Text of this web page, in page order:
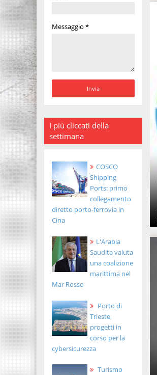
Messaggio *
I più cliccati della
settimana
COSCO
Shipping
Ports: primo
collegamento
diretto porto-ferrovia in
Cina
L'Arabia
Saudita valuta
una coalizione
marittima nel
Mar Rosso
Porto di
Trieste,
progetti in
corso per la
cybersicurezza
Turismo